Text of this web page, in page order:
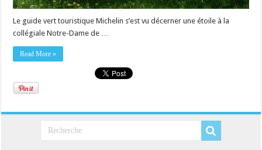
Le guide vert touristique Michelin s’est vu décerner une étoile à la
collégiale Notre-Dame de …
Read More »